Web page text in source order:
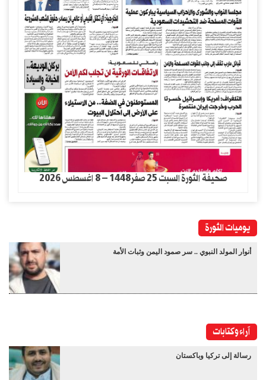
صحيفة الثورة السبت 25 صفر1448 – 8 اغسطس 2026
يوميات الثورة
أنوار المولد النبوي .. سر صمود اليمن وثبات الأمة
آراء وكتابات
رسالة إلى تركيا وباكستان